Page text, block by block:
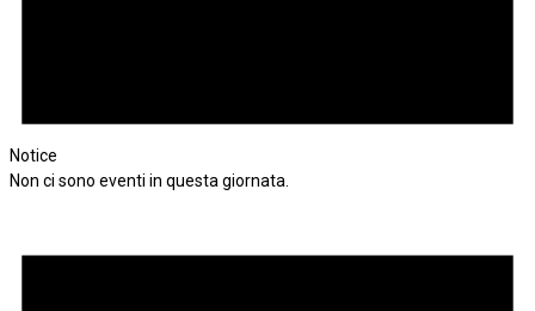
Notice
Non ci sono eventi in questa giornata.